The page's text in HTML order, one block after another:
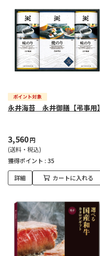
永井海苔 永井御膳【弔事用】
3,560円
(送料・税込)
獲得ポイント : 35
詳細 カートに入れる